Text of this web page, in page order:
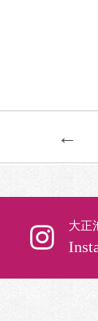
←
大正